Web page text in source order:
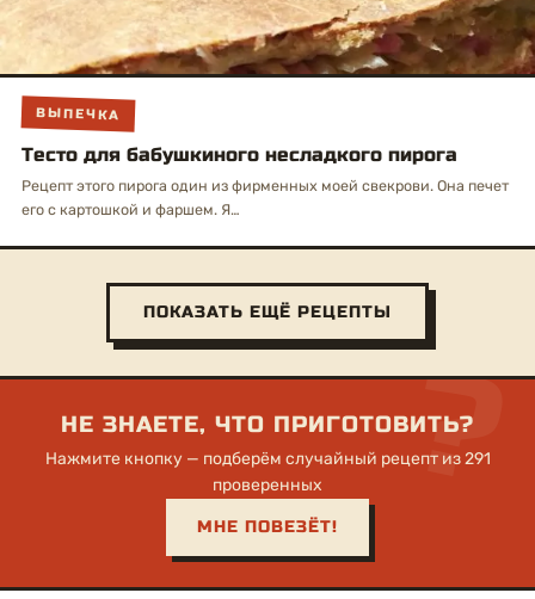
ВЫПЕЧКА
Тесто для бабушкиного несладкого пирога
Рецепт этого пирога один из фирменных моей свекрови. Она печет
его с картошкой и фаршем. Я…
ПОКАЗАТЬ ЕЩЁ РЕЦЕПТЫ
?
НЕ ЗНАЕТЕ, ЧТО ПРИГОТОВИТЬ?
Нажмите кнопку — подберём случайный рецепт из 291
проверенных
МНЕ ПОВЕЗЁТ!